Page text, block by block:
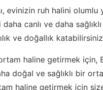
evinizin ruh halini
canlı ve daha
ve doğallık
haline getirmek için,
doğal ve sağlıklı bir
haline getirmek için